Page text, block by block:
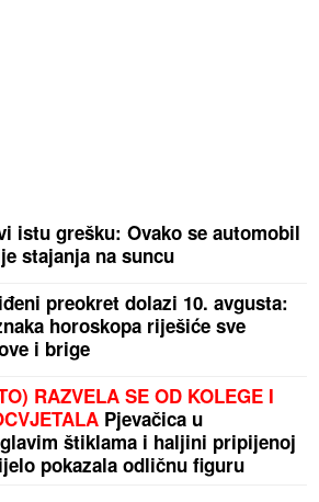
istu grešku: Ovako se automobil
stajanja na suncu
preokret dolazi 10. avgusta:
horoskopa riješiće sve
i brige
RAZVELA SE OD KOLEGE I
Pjevačica u
štiklama i haljini pripijenoj
pokazala odličnu figuru